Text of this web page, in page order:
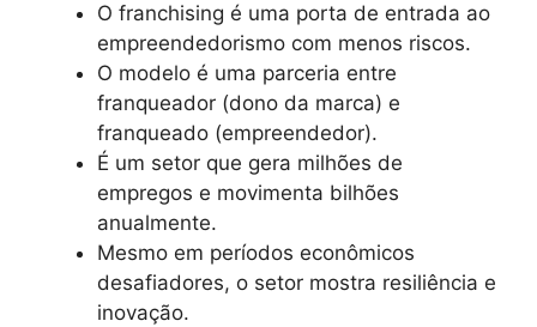
O franchising é uma porta de entrada ao
empreendedorismo com menos riscos.
O modelo é uma parceria entre
franqueador (dono da marca) e
franqueado (empreendedor).
É um setor que gera milhões de
empregos e movimenta bilhões
anualmente.
Mesmo em períodos econômicos
desafiadores, o setor mostra resiliência e
inovação.